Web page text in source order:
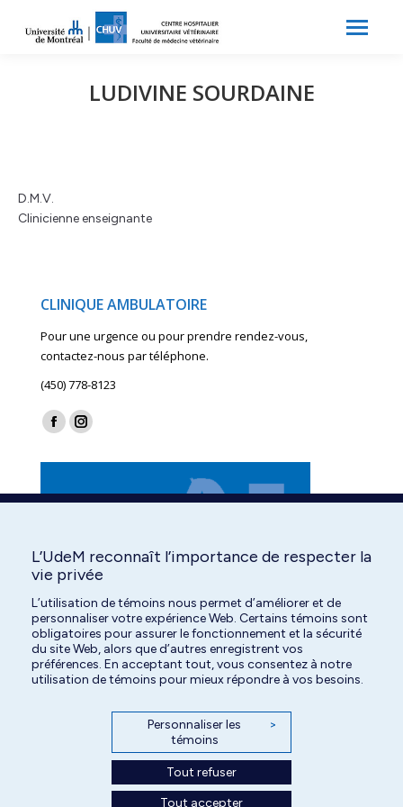
LUDIVINE SOURDAINE
D.M.V.
Clinicienne enseignante
CLINIQUE AMBULATOIRE
Pour une urgence ou pour prendre rendez-vous,
contactez-nous par téléphone.
(450) 778-8123
Find us on:
Facebook
in
window
Instagram
in
window
L’UdeM reconnaît l’importance de respecter la
vie privée
L’utilisation de témoins nous permet d’améliorer et de
personnaliser votre expérience Web. Certains témoins sont
obligatoires pour assurer le fonctionnement et la sécurité
du site Web, alors que d’autres enregistrent vos
préférences. En acceptant tout, vous consentez à notre
utilisation de témoins pour mieux répondre à vos besoins.
Personnaliser les
témoins
>
Tout refuser
Tout accepter